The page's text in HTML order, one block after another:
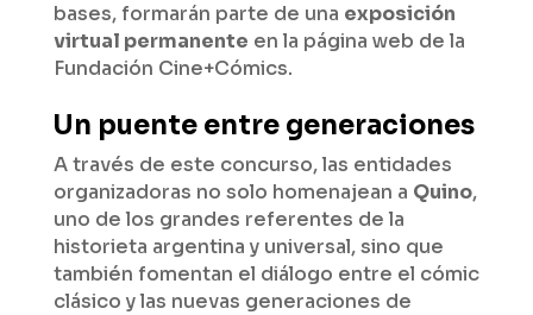
bases, formarán parte de una exposición
virtual permanente en la página web de la
Fundación Cine+Cómics.
Un puente entre generaciones
A través de este concurso, las entidades
organizadoras no solo homenajean a Quino,
uno de los grandes referentes de la
historieta argentina y universal, sino que
también fomentan el diálogo entre el cómic
clásico y las nuevas generaciones de